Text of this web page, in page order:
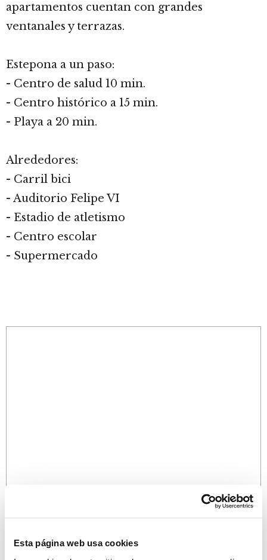
Esta página web usa cookies
apartamentos cuentan con grandes
ventanales y terrazas.
Estepona a un paso:
- Centro de salud 10 min.
- Centro histórico a 15 min.
- Playa a 20 min.
Alrededores:
- Carril bici
- Auditorio Felipe VI
- Estadio de atletismo
- Centro escolar
- Supermercado